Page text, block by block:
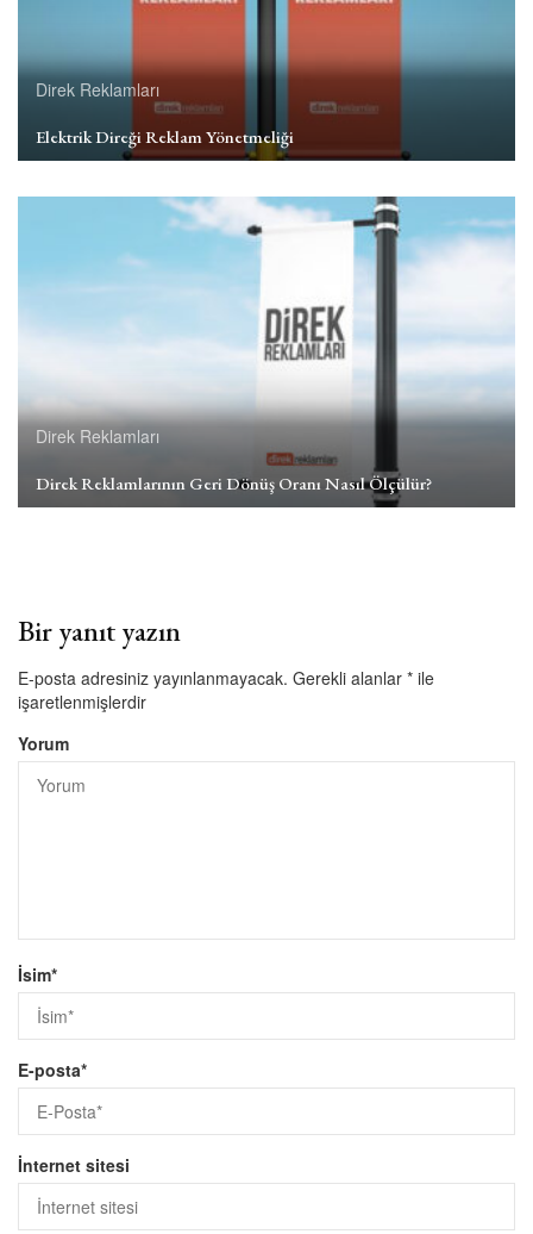
Direk Reklamları
Elektrik Direği Reklam Yönetmeliği
Direk Reklamları
Direk Reklamlarının Geri Dönüş Oranı Nasıl Ölçülür?
Bir yanıt yazın
E-posta adresiniz yayınlanmayacak. Gerekli alanlar * ile
işaretlenmişlerdir
Yorum
İsim*
E-posta*
İnternet sitesi